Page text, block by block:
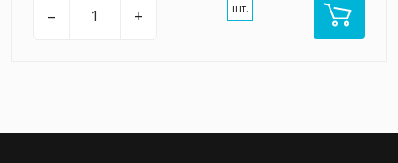
– + шт.